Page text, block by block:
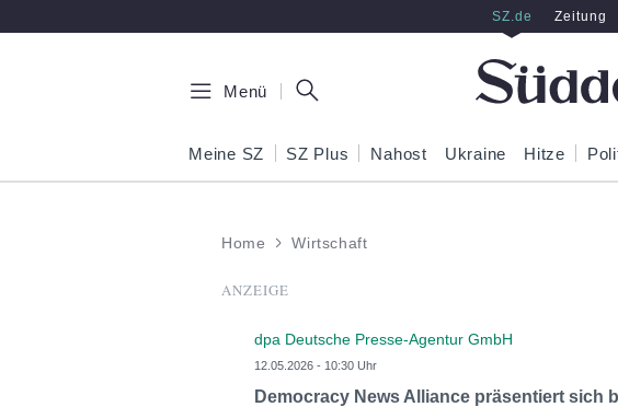
SZ.de Zeitung
Menü
Meine SZ SZ Plus Nahost Ukraine Hitze
Home Wirtschaft
ANZEIGE
dpa Deutsche Presse-Agentur GmbH
12.05.2026 - 10:30 Uhr
Democracy News Alliance präsentiert sich